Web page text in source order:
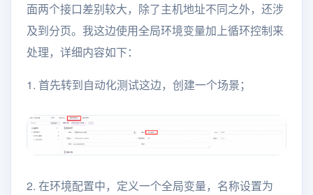
面两个接口差别较大，除了主机地址不同之外，还涉
及到分页。我这边使用全局环境变量加上循环控制来
处理，详细内容如下：
1. 首先转到自动化测试这边，创建一个场景；
2. 在环境配置中，定义一个全局变量，名称设置为